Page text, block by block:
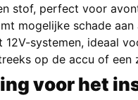
stof, perfect voor
mogelijke schade
systemen, ideaal
op de accu of een
voor het